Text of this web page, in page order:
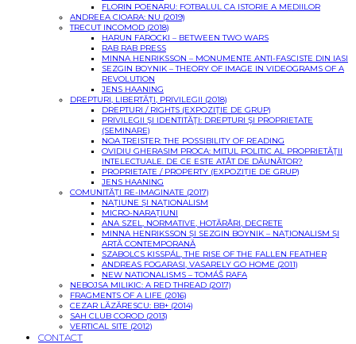
FLORIN POENARU: FOTBALUL CA ISTORIE A MEDIILOR
ANDREEA CIOARA: NU (2019)
TRECUT INCOMOD (2018)
HARUN FAROCKI – BETWEEN TWO WARS
RAB RAB PRESS
MINNA HENRIKSSON – MONUMENTE ANTI-FASCISTE DIN IASI
SEZGIN BOYNIK – THEORY OF IMAGE IN VIDEOGRAMS OF A
REVOLUTION
JENS HAANING
DREPTURI, LIBERTĂȚI, PRIVILEGII (2018)
DREPTURI / RIGHTS (EXPOZIŢIE DE GRUP)
PRIVILEGII ŞI IDENTITĂŢI: DREPTURI ŞI PROPRIETATE
(SEMINARE)
NOA TREISTER: THE POSSIBILITY OF READING
OVIDIU GHERASIM PROCA: MITUL POLITIC AL PROPRIETĂŢII
INTELECTUALE. DE CE ESTE ATÂT DE DĂUNĂTOR?
PROPRIETATE / PROPERTY (EXPOZIȚIE DE GRUP)
JENS HAANING
COMUNITĂȚI RE-IMAGINATE (2017)
NAȚIUNE ȘI NAȚIONALISM
MICRO-NARAȚIUNI
ANA SZEL, NORMATIVE, HOTĂRÂRI, DECRETE
MINNA HENRIKSSON ȘI SEZGIN BOYNIK – NAȚIONALISM ȘI
ARTĂ CONTEMPORANĂ
SZABOLCS KISSPÁL, THE RISE OF THE FALLEN FEATHER
ANDREAS FOGARASI, VASARELY GO HOME (2011)
NEW NATIONALISMS – TOMÁŠ RAFA
NEBOJSA MILIKIC: A RED THREAD (2017)
FRAGMENTS OF A LIFE (2016)
CEZAR LĂZĂRESCU: BB+ (2014)
SAH CLUB COROD (2013)
VERTICAL SITE (2012)
CONTACT